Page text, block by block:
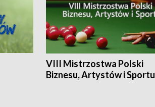
VIII Mistrzostwa Polski
Biznesu, Artystów i Sportu